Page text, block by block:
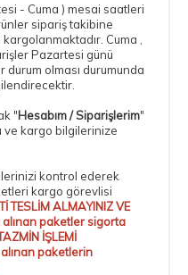
- Cuma ) mesai saatleri
sipariş takibine
Cuma ,
Pazartesi günü
olması durumunda
"Hesabım / Siparişlerim"
ve kargo bilgilerinize
kontrol ederek
kargo görevlisi
TESLİM ALMAYINIZ VE
alınan paketler sigorta
İŞLEMİ
paketlerin